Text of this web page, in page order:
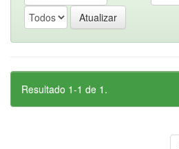
Resultado 1-1 de 1.